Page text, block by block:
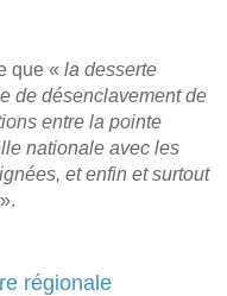
que « la desserte
de désenclavement de
entre la pointe
nationale avec les
et enfin et surtout
».
régionale